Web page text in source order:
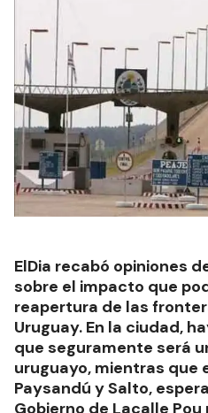
ElDia recabó opiniones
sobre el impacto que
reapertura de las
Uruguay. En la ciudad,
que seguramente será
uruguayo, mientras que
Paysandú y Salto,
Gobierno de Lacalle